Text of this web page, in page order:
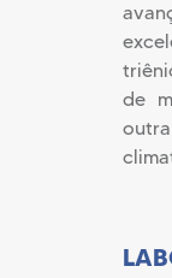
de